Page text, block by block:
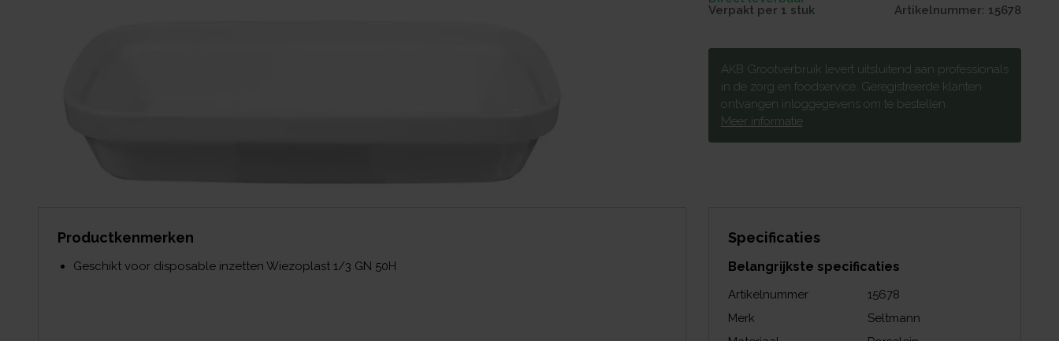
Verpakt per 1 stuk Artikelnummer: 15678
AKB Grootverbruik levert uitsluitend aan professionals
in de zorg en foodservice. Geregistreerde klanten
ontvangen inloggegevens om te bestellen.
Meer informatie
Productkenmerken
Geschikt voor disposable inzetten Wiezoplast 1/3 GN 50H
Specificaties
Belangrijkste specificaties
Artikelnummer
15678
Merk
Seltmann